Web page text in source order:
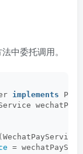
中委托调用。
implements
( WechatPayService
=